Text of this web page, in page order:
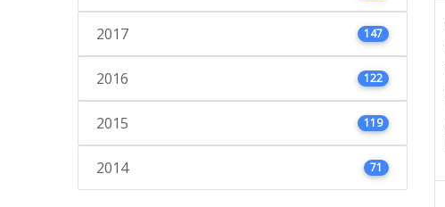
2017 147
2016 122
2015 119
2014 71